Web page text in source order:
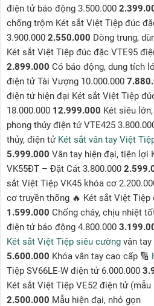
điện tử báo động 3.500.000
chống trộm Két sắt Việt Tiệp đúc
3.900.000 2.550.000 Dòng trung,
Két sắt Việt Tiệp đúc đặc VTE95
2.899.000 Có báo động, dung tích
điện tử Tài Vượng 10.000.000
điện tử hiện đại Két sắt Việt Tiệp
18.000.000 12.999.000 Két siêu
phong thủy điện tử VTE425
thủy, điện tử Két sắt vân tay Việt
5.999.000 Vân tay hiện đại, tiện lợi
VK55ĐT – Đặt Cát 3.800.000
sắt Việt Tiệp VK45 khóa cơ
cơ truyền thống 🔥 Két sắt Việt Tiệp
1.599.000 Chống cháy, chịu nhiệt
điện tử báo động 4.800.000
Két sắt Việt Tiệp siêu cường vân tay
5.600.000 Khóa vân tay cao cấp 🔢
Tiệp SV66LE-W điện tử 6.000.000
Két sắt Việt Tiệp VE52 điện tử (mẫu
2.500.000 Mẫu hiện đại, nhỏ gọn